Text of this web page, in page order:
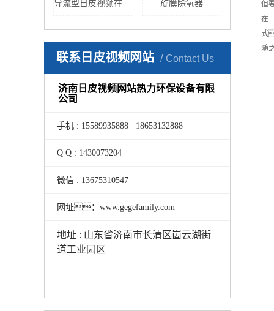
旋膜除氧器
联系日皮视频网站 Contact Us
济南日皮视频网站热力环保设备有限
公司
手机 : 15589935888 18653132888
Q Q : 1430073204
微信 : 13675310547
网址：www.gegefamily.com
地址 : 山东省济南市长清区崮云湖街
道工业园区
但
在
式
随